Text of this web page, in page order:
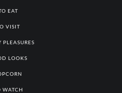
EAT
VISIT
PLEASURES
LOOKS
WATCH